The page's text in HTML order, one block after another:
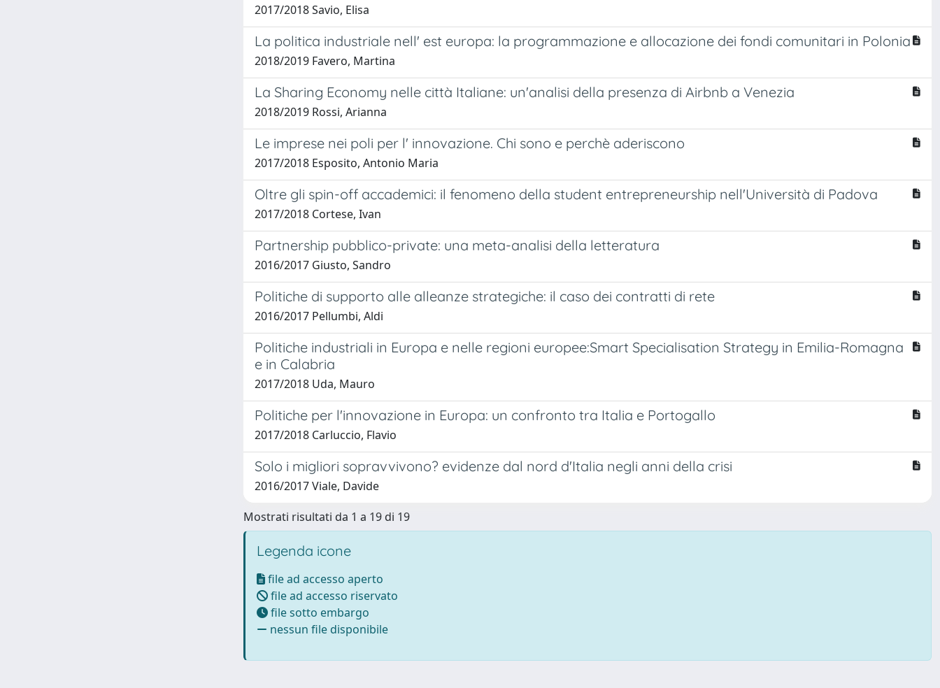
2017/2018 Savio, Elisa
La politica industriale nell' est europa: la programmazione e allocazione dei fondi comunitari in Polonia
2018/2019 Favero, Martina
La Sharing Economy nelle città Italiane: un'analisi della presenza di Airbnb a Venezia
2018/2019 Rossi, Arianna
Le imprese nei poli per l' innovazione. Chi sono e perchè aderiscono
2017/2018 Esposito, Antonio Maria
Oltre gli spin-off accademici: il fenomeno della student entrepreneurship nell'Università di Padova
2017/2018 Cortese, Ivan
Partnership pubblico-private: una meta-analisi della letteratura
2016/2017 Giusto, Sandro
Politiche di supporto alle alleanze strategiche: il caso dei contratti di rete
2016/2017 Pellumbi, Aldi
Politiche industriali in Europa e nelle regioni europee:Smart Specialisation Strategy in Emilia-Romagna
e in Calabria
2017/2018 Uda, Mauro
Politiche per l'innovazione in Europa: un confronto tra Italia e Portogallo
2017/2018 Carluccio, Flavio
Solo i migliori sopravvivono? evidenze dal nord d'Italia negli anni della crisi
2016/2017 Viale, Davide
Mostrati risultati da 1 a 19 di 19
Legenda icone
file ad accesso aperto
file ad accesso riservato
file sotto embargo
nessun file disponibile